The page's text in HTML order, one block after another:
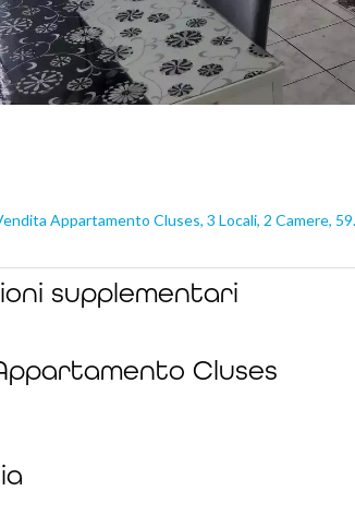
Appartamento Cluses, 3 Locali, 2 Camere,
supplementari
Cluses